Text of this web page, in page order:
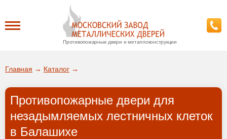
Противопожарные двери и металлоконструкции
ДА!
ВЫБРАТЬ ДРУГОЙ ГОРОД
О заводе
Доставка
Главная → Каталог →
Противопожарные двери для
незадымляемых лестничных клеток
в Балашихе